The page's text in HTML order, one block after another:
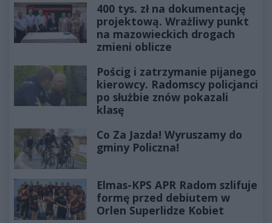
400 tys. zł na dokumentację
projektową. Wrażliwy punkt
na mazowieckich drogach
zmieni oblicze
Pościg i zatrzymanie pijanego
kierowcy. Radomscy policjanci
po służbie znów pokazali
klasę
Co Za Jazda! Wyruszamy do
gminy Policzna!
Elmas-KPS APR Radom szlifuje
formę przed debiutem w
Orlen Superlidze Kobiet